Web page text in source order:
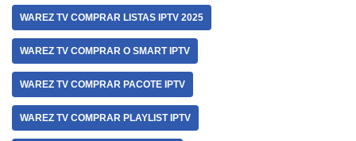
WAREZ TV COMPRAR LISTAS IPTV 2025
WAREZ TV COMPRAR O SMART IPTV
WAREZ TV COMPRAR PACOTE IPTV
WAREZ TV COMPRAR PLAYLIST IPTV